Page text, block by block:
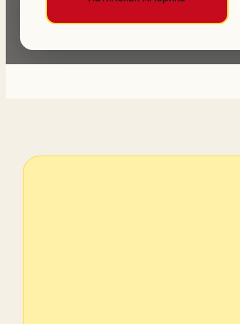
с вами с первого урока.